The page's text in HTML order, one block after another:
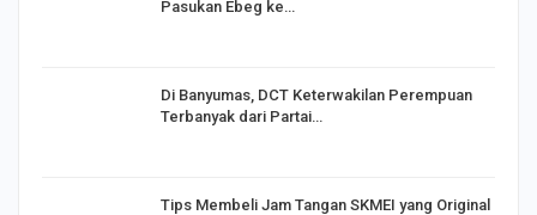
Pasukan Ebeg ke…
Di Banyumas, DCT Keterwakilan Perempuan
Terbanyak dari Partai…
Tips Membeli Jam Tangan SKMEI yang Original